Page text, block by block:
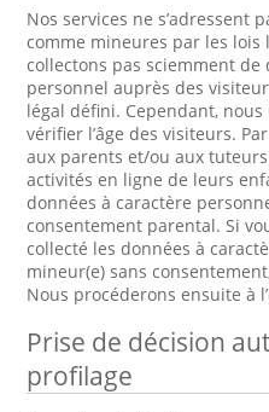
Nos services ne s’adressent
comme mineures par les lois
collectons pas sciemment de
personnel auprès des
légal défini. Cependant,
vérifier l’âge des visiteurs.
aux parents et/ou aux
activités en ligne de leurs
données à caractère
consentement parental. Si
collecté les données à
mineur(e) sans
Nous procéderons ensuite à
Prise de décision
profilage